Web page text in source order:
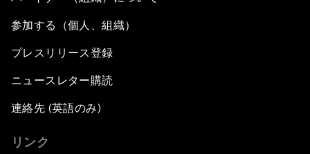
参加する（個人、組織）
プレスリリース登録
ニュースレター購読
連絡先 (英語のみ)
リンク